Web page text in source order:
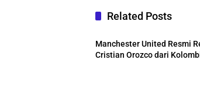
Related Posts
OLAHRAGA
Manchester United Resmi
Cristian Orozco dari